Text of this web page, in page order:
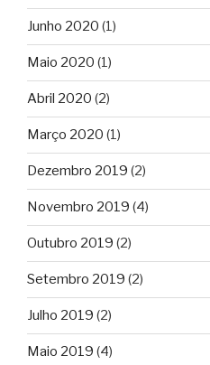
Junho 2020 (1)
Maio 2020 (1)
Abril 2020 (2)
Março 2020 (1)
Dezembro 2019 (2)
Novembro 2019 (4)
Outubro 2019 (2)
Setembro 2019 (2)
Julho 2019 (2)
Maio 2019 (4)